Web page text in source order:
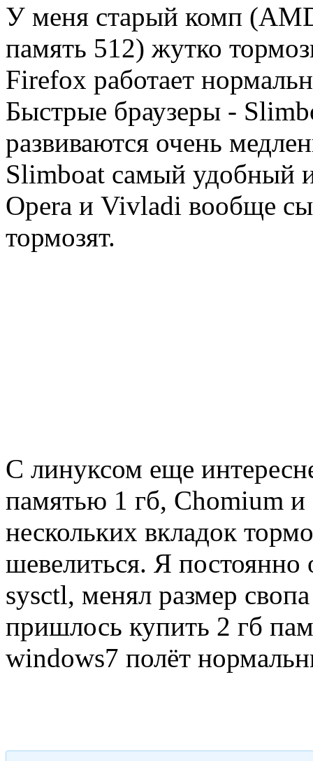
У меня старый комп
память 512) жутко
Firefox работает
Быстрые браузеры -
развиваются очень
Slimboat самый удобный
Opera и Vivladi вообще
тормозят.
С линуксом еще
памятью 1 гб, Chomium
нескольких вкладок
шевелиться. Я
sysctl, менял размер
пришлось купить 2 гб
windows7 полёт